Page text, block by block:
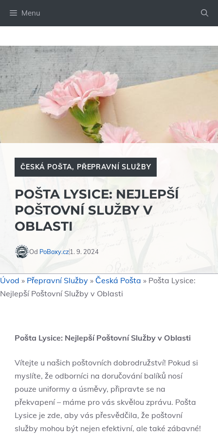
Menu
ČESKÁ POŠTA, PŘEPRAVNÍ SLUŽBY
POŠTA LYSICE: NEJLEPŠÍ
POŠTOVNÍ SLUŽBY V
OBLASTI
Od PoBoxy.cz 1. 9. 2024
Úvod » Přepravní Služby » Česká Pošta » Pošta Lysice:
Nejlepší Poštovní Služby v Oblasti
Pošta Lysice: Nejlepší Poštovní Služby v Oblasti
Vítejte u našich poštovních dobrodružství! Pokud si
myslíte, že odborníci na doručování balíků nosí
pouze uniformy a úsměvy, připravte se na
překvapení – máme pro vás skvělou zprávu. Pošta
Lysice je zde, aby vás přesvědčila, že poštovní
služby mohou být nejen efektivní, ale také zábavné!